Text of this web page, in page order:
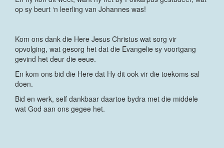
op sy beurt ‘n leerling van Johannes was!
Kom ons dank die Here Jesus Christus wat sorg vir
opvolging, wat gesorg het dat die Evangelie sy voortgang
gevind het deur die eeue.
En kom ons bid die Here dat Hy dit ook vir die toekoms sal
doen.
Bid en werk, self dankbaar daartoe bydra met die middele
wat God aan ons gegee het.